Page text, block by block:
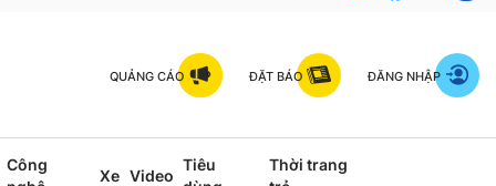
QUẢNG CÁO ĐẶT BÁO ĐĂNG NHẬP
Công
Xe Video
Tiêu
Thời trang